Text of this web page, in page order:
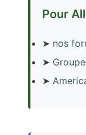
Pour
➤ nos
➤
➤